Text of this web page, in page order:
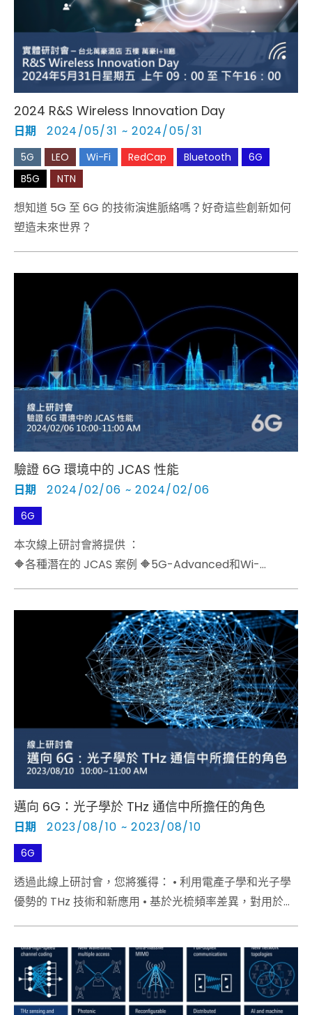
2024 R&S Wireless Innovation Day
日期 2024/05/31 ~ 2024/05/31
5G LEO Wi-Fi RedCap Bluetooth
6G
B5G
NTN
想知道 5G 至 6G 的技術演進脈絡嗎？好奇這些創新如何
塑造未來世界？
驗證 6G 環境中的 JCAS 性能
日期 2024/02/06 ~ 2024/02/06
6G
本次線上研討會將提供 ：
🔶各種潛在的 JCAS 案例 🔶5G-Advanced和Wi-
邁向 6G：光子學於 THz 通信中所擔任的角色
日期 2023/08/10 ~ 2023/08/10
6G
透過此線上研討會，您將獲得： • 利用電產子學和光子學
優勢的 THz 技術和新應用 • 基於光梳頻率差異，對用於通